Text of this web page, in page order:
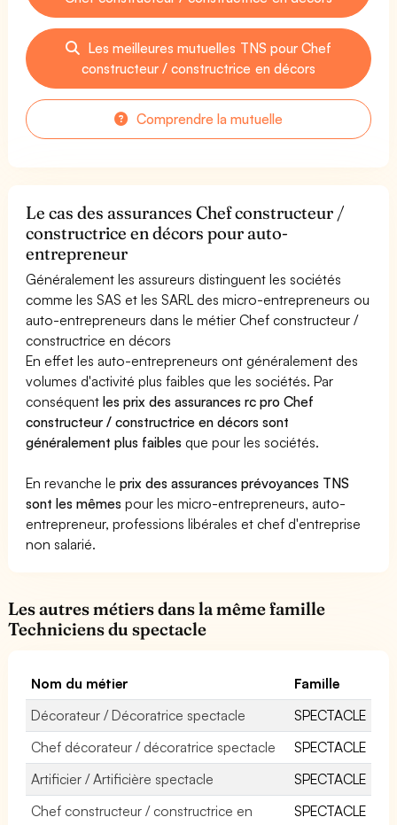
Les meilleures mutuelles TNS pour Chef
constructeur / constructrice en décors
Comprendre la mutuelle
Le cas des assurances Chef constructeur /
constructrice en décors pour auto-
entrepreneur
Généralement les assureurs distinguent les sociétés
comme les SAS et les SARL des micro-entrepreneurs ou
auto-entrepreneurs dans le métier Chef constructeur /
constructrice en décors
En effet les auto-entrepreneurs ont généralement des
volumes d'activité plus faibles que les sociétés. Par
conséquentles prix des assurances rc pro Chef
constructeur / constructrice en décors sont
généralement plus faibles que pour les sociétés.
En revanche leprix des assurances prévoyances TNS
sont les mêmes pour les micro-entrepreneurs, auto-
entrepreneur, professions libérales et chef d'entreprise
non salarié.
Les autres métiers dans la même famille
Techniciens du spectacle
Nom du métier
Famille
Décorateur / Décoratrice spectacle
SPECTACLE
Chef décorateur / décoratrice spectacle
SPECTACLE
Artificier / Artificière spectacle
SPECTACLE
Chef constructeur / constructrice en
SPECTACLE